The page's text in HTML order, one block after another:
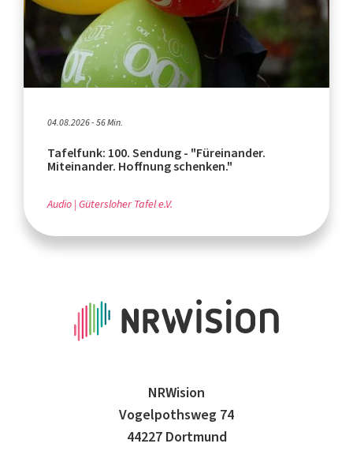
04.08.2026 - 56 Min.
Tafelfunk: 100. Sendung - "Füreinander.
Miteinander. Hoffnung schenken."
Audio Gütersloher Tafel e.V.
NRWision
Vogelpothsweg 74
44227 Dortmund